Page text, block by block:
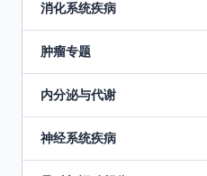
消化系统疾病
肿瘤专题
内分泌与代谢
神经系统疾病